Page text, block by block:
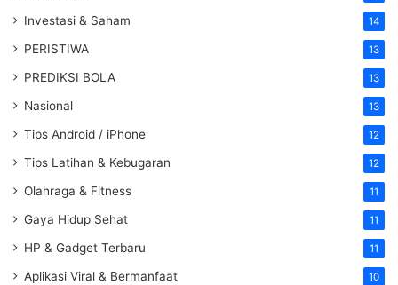
Investasi & Saham 14
PERISTIWA 13
PREDIKSI BOLA 13
Nasional 13
Tips Android / iPhone 12
Tips Latihan & Kebugaran 12
Olahraga & Fitness 11
Gaya Hidup Sehat 11
HP & Gadget Terbaru 11
Aplikasi Viral & Bermanfaat 10